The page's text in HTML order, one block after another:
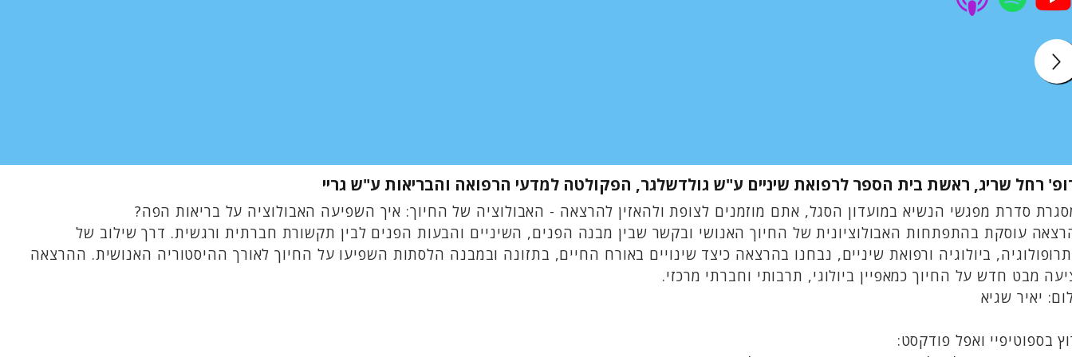
רחל שריג, ראשת בית הספר לרפואת שיניים ע"ש גולדשלגר, הפקולטה למדעי הרפואה והבריאות ע"ש גריי
סדרת מפגשי הנשיא במועדון הסגל, אתם מוזמנים לצופת ולהאזין להרצאה - האבולוציה של החיוך: איך השפיעה האבולוציה על בריאות הפה?
עוסקת בהתפתחות האבולוציונית של החיוך האנושי ובקשר שבין מבנה הפנים, השיניים והבעות הפנים לבין תקשורת חברתית ורגשית. דרך שילוב של
ביולוגיה ורפואת שיניים, נבחנו בהרצאה כיצד שינויים באורח החיים, בתזונה ובמבנה הלסתות השפיעו על החיוך לאורך ההיסטוריה האנושית. ההרצאה
מבט חדש על החיוך כמאפיין ביולוגי, תרבותי וחברתי מרכזי.
יאיר שגיא
בספוטיפיי ואפל פודקסט: